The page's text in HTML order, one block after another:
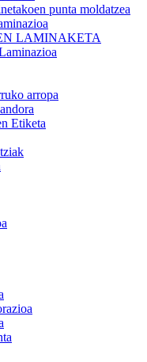
punta moldatzea
LAMINAKETA
arropa
Etiketa